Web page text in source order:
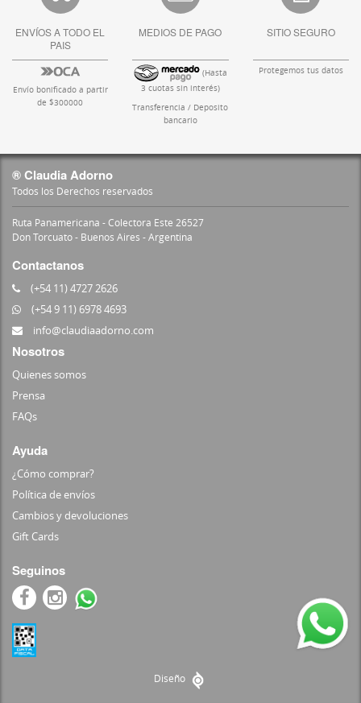
ENVÍOS A TODO EL
PAIS
Envío bonificado a partir
de $300000
MEDIOS DE PAGO
(Hasta
3 cuotas sin interés)
Transferencia / Deposito
bancario
SITIO SEGURO
Protegemos tus datos
® Claudia Adorno
Todos los Derechos reservados
Ruta Panamericana - Colectora Este 26527
Don Torcuato - Buenos Aires - Argentina
Contactanos
(+54 11) 4727 2626
(+54 9 11) 6978 4693
info@claudiaadorno.com
Nosotros
Quienes somos
Prensa
FAQs
Ayuda
¿Cómo comprar?
Política de envíos
Cambios y devoluciones
Gift Cards
Seguinos
Diseño